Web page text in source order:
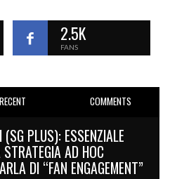
2.5K
FANS
RECENT COMMENTS
(SG PLUS): ESSENZIALE
STRATEGIA AD HOC
DI “FAN ENGAGEMENT”